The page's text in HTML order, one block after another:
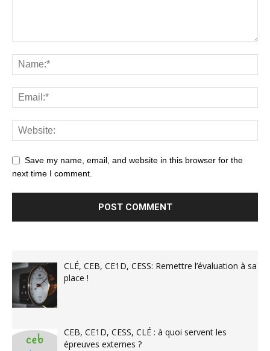
Save my name, email, and website in this browser for the
next time I comment.
CLÉ, CEB, CE1D, CESS: Remettre l’évaluation à sa
place !
CEB, CE1D, CESS, CLÉ : à quoi servent les
épreuves externes ?